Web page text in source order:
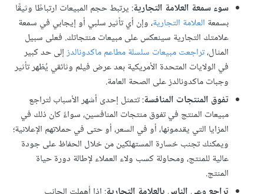
سوء سمعة العلامة التجارية: يرتبط حجم المبيعات ارتباطًا وثيقًا
بسمعة العلامة التجارية، وإن أي تأثير سلبي أو إيجابي في سمعة
علامتك التجارية سينعكس على مبيعات منتجاتك. فعلى سبيل
المثال،تراجعت مبيعات سلسلة مطاعم ماكدونالدزإلى حد كبير
في الولايات المتحدة الأمريكية بعد عرض فيلم وثائقي يُظهر تأثير
وجبات ماكدونالدز على الصحة العامة.
تفوق المنتجات المنافسة: تتمثل إحدى أشهر الأسباب لتراجع
مبيعات المنتج في تفوق منتجات المنافسين، سواءً كان ذلك في
المزايا التي يقدمونها، أو في السعر، أو حتى في حملاتهم الإعلانية؛
ويمكنك تجنب خسارة المستهلكين من خلال الحفاظ على جودة
عالية للمنتج، ومحاولة كسب ولاء العملاء لإطالة دورة حياة
المنتج.